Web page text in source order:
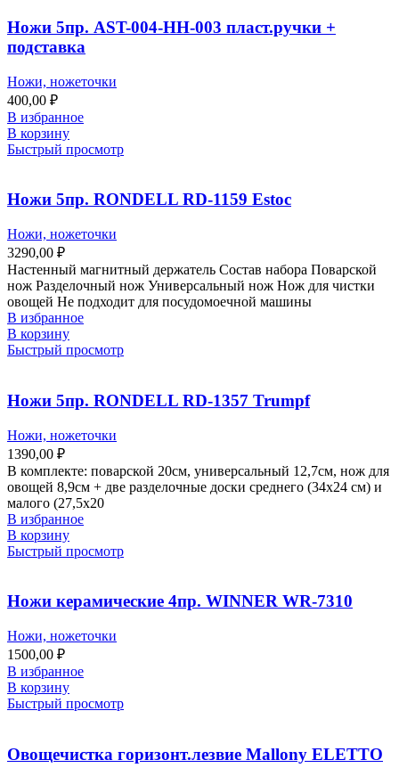
Ножи 5пр. AST-004-HH-003 пласт.ручки +
подставка
Ножи, ножеточки
400,00 ₽
В избранное
В корзину
Быстрый просмотр
Ножи 5пр. RONDELL RD-1159 Estoc
Ножи, ножеточки
3290,00 ₽
Настенный магнитный держатель Состав набора Поварской
нож Разделочный нож Универсальный нож Нож для чистки
овощей Не подходит для посудомоечной машины
В избранное
В корзину
Быстрый просмотр
Ножи 5пр. RONDELL RD-1357 Trumpf
Ножи, ножеточки
1390,00 ₽
В комплекте: поварской 20см, универсальный 12,7см, нож для
овощей 8,9см + две разделочные доски среднего (34х24 см) и
малого (27,5х20
В избранное
В корзину
Быстрый просмотр
Ножи керамические 4пр. WINNER WR-7310
Ножи, ножеточки
1500,00 ₽
В избранное
В корзину
Быстрый просмотр
Овощечистка горизонт.лезвие Mallony ELETTO